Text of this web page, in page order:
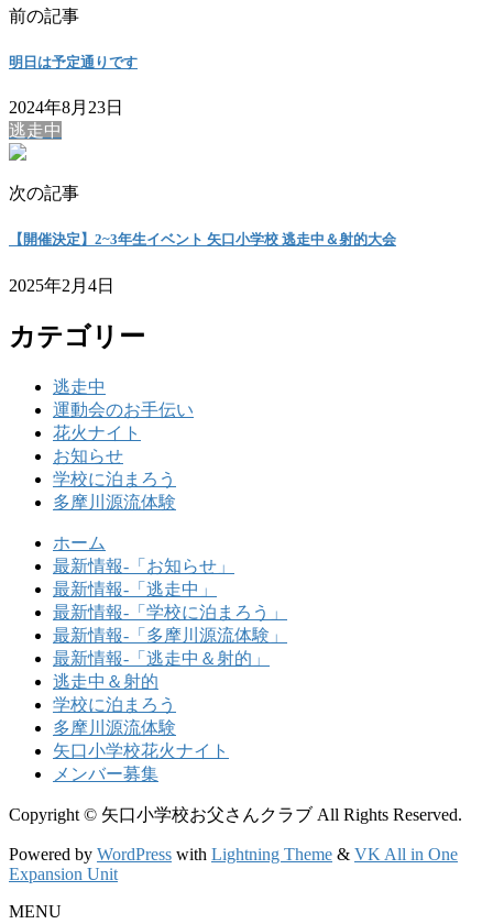
前の記事
明日は予定通りです
2024年8月23日
逃走中
次の記事
【開催決定】2~3年生イベント 矢口小学校 逃走中＆射的大会
2025年2月4日
カテゴリー
逃走中
運動会のお手伝い
花火ナイト
お知らせ
学校に泊まろう
多摩川源流体験
ホーム
最新情報-「お知らせ」
最新情報-「逃走中」
最新情報-「学校に泊まろう」
最新情報-「多摩川源流体験」
最新情報-「逃走中＆射的」
逃走中＆射的
学校に泊まろう
多摩川源流体験
矢口小学校花火ナイト
メンバー募集
Copyright © 矢口小学校お父さんクラブ All Rights Reserved.
Powered by WordPress with Lightning Theme & VK All in One
Expansion Unit
MENU